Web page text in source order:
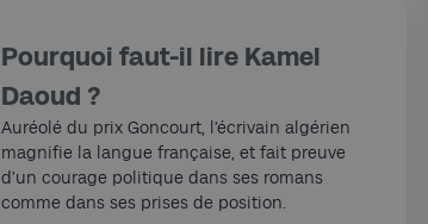
Pourquoi faut-il lire Kamel
Daoud ?
Auréolé du prix Goncourt, l’écrivain algérien
magnifie la langue française, et fait preuve
d’un courage politique dans ses romans
comme dans ses prises de position.